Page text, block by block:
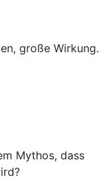
große Wirkung.
Mythos, dass